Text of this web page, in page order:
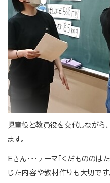
児童役と教員役を交代しながら
ます。
Eさん・・・テーマ「くだもの
じた内容や教材作りも大切で